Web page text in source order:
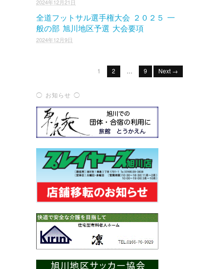
2024年12月21日
全道フットサル選手権大会 ２０２５ 一
般の部 旭川地区予選 大会要項
2024年12月9日
1 2 … 9 Next →
◯ お知らせ ◯